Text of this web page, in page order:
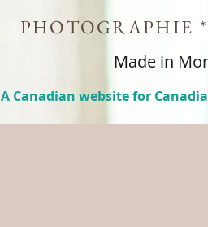
PHOTOGRAPHIE
Made in
A Canadian website for